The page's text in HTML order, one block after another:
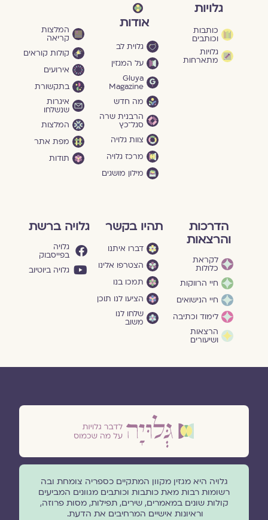
גלויות
כותבות
וכותבים
גלויות
מתארחות
אודות
גלוית לב
על המגזין
Gluya
Magazine
מה חדש
הרבנית שרה
סגל־כץ
צוות גלויה
מרכז גלויה
מילון מושגים
המלצות
קריאה
קולות קוראים
אירועים
בתקשורת
איגרות
שנשלחו
המלצות
מפת אתר
תודות
הדרכות
והרצאות
לקראת
כלולות
חיי הרווקות
חיי הנישואים
לימוד וכתיבה
הרצאות
ושיעורים
תהיו בקשר
דברו איתנו
הצטרפו אלינו
תמכו בנו
הציעו לנו תוכן
שלחו לנו
משוב
גלויה ברשת
גלויה
בפייסבוק
גלויה ביוטיוב
גלויה היא מגזין מקוון המתקיים כספריה צומחת ובה
רשומות רבות מאת כותבות וכותבים מגוונים המביעים
קולות שונים במאמרים, שירים, תפילות, מסות פרוזה,
וראיונות אישיים המרחיבים את הדעת.